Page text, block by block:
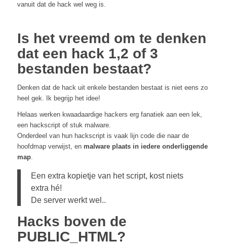
vanuit dat de hack wel weg is.
Is het vreemd om te denken
dat een hack 1,2 of 3
bestanden bestaat?
Denken dat de hack uit enkele bestanden bestaat is niet eens zo
heel gek. Ik begrijp het idee!
Helaas werken kwaadaardige hackers erg fanatiek aan een lek,
een hackscript of stuk malware.
Onderdeel van hun hackscript is vaak lijn code die naar de
hoofdmap verwijst, en malware plaats in iedere onderliggende
map.
Een extra kopietje van het script, kost niets
extra hé!
De server werkt wel..
Hacks boven de
PUBLIC_HTML?